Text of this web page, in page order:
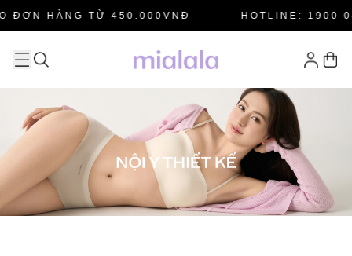
ĐƠN HÀNG TỪ 450.000VNĐ HOTLINE: 1900